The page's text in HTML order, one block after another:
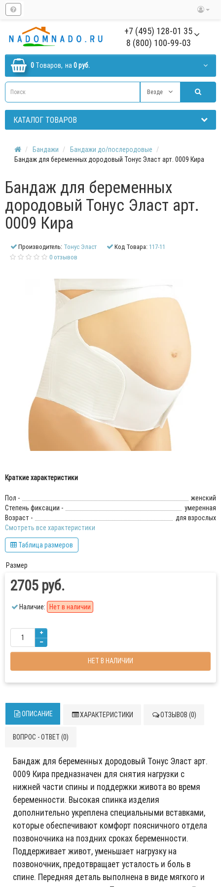
+7 (495) 128-01 35
8 (800) 100-99-03
0 Tоваров, на 0 руб.
Везде
КАТАЛОГ ТОВАРОВ
Бандажи
Бандажи до/послеродовые
Бандаж для беременных дородовый Тонус Эласт арт. 0009 Кира
Бандаж для беременных
дородовый Тонус Эласт арт.
0009 Кира
Производитель: Тонус Эласт Код Товара: 117-11
0 отзывов
Краткие характеристики
Пол -
женский
Степень фиксации -
умеренная
Возраст -
для взрослых
Смотреть все характеристики
Таблица размеров
Размер
2705 руб.
Наличие: Нет в наличии
НЕТ В НАЛИЧИИ
ОПИСАНИЕ ХАРАКТЕРИСТИКИ ОТЗЫВОВ (0)
ВОПРОС - ОТВЕТ (0)
Бандаж для беременных дородовый Тонус Эласт арт.
0009 Кира предназначен для снятия нагрузки с
нижней части спины и поддержки живота во время
беременности. Высокая спинка изделия
дополнительно укреплена специальными вставками,
которые обеспечивают комфорт поясничного отдела
позвоночника на поздних сроках беременности.
Поддерживает живот, уменьшает нагрузку на
позвоночник, предотвращает усталость и боль в
спине. Передняя деталь выполнена в виде мягкого и